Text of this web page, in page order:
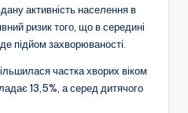
активність населення в
ризик того, що в середині
підйом захворюваності.
частка хворих віком
13,5%, а серед дитячого